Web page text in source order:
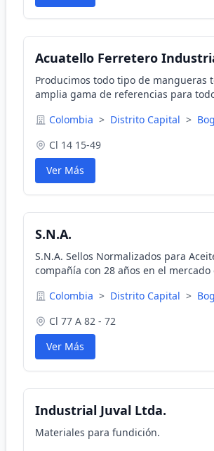
Acuatello Ferretero
Producimos todo tipo de mangueras
amplia gama de referencias para
Manguera bicolor y/o fenix. Manguera
Colombia > Distrito Capital >
Cl 14 15-49
Ver Más
S.N.A.
S.N.A. Sellos Normalizados para
compañía con 28 años en el mercado
para aceite.
Colombia > Distrito Capital >
Cl 77 A 82 - 72
Ver Más
Industrial Juval Ltda.
Materiales para fundición.